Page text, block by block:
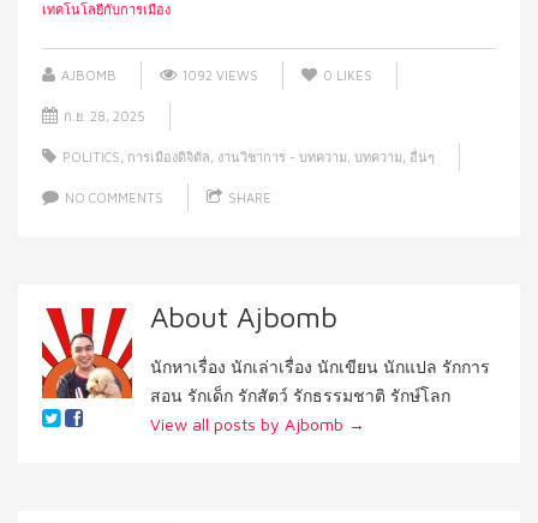
เทคโนโลยีกับการเมือง
AJBOMB 1092 VIEWS 0 LIKES
ก.ย. 28, 2025
POLITICS การเมืองดิจิตัล งานวิชาการ - บทความ บทความ อื่นๆ
NO COMMENTS SHARE
About Ajbomb
นักหาเรื่อง นักเล่าเรื่อง นักเขียน นักแปล รักการ
สอน รักเด็ก รักสัตว์ รักธรรมชาติ รักษ์โลก
View all posts by Ajbomb →